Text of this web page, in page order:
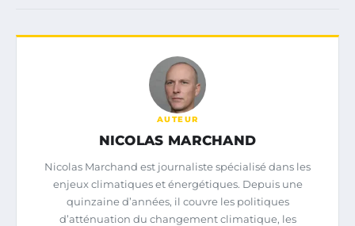
AUTEUR
NICOLAS MARCHAND
Nicolas Marchand est journaliste spécialisé dans les
enjeux climatiques et énergétiques. Depuis une
quinzaine d’années, il couvre les politiques
d’atténuation du changement climatique, les